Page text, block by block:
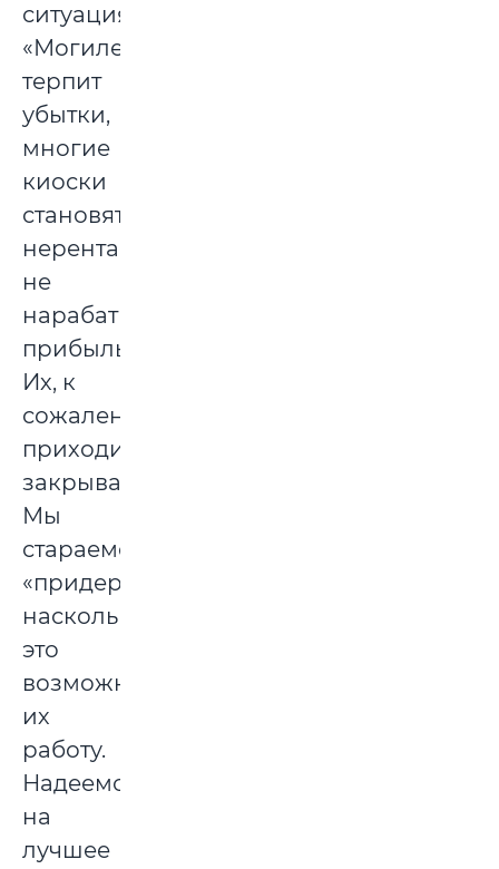
ситуация,
«Могилевсоюзпечать»
терпит
убытки,
многие
киоски
становятся
нерентабельными,
не
нарабатывают
прибыль.
Их, к
сожалению,
приходится
закрывать.
Мы
стараемся
«придерживать»,
насколько
это
возможно,
их
работу.
Надеемся
на
лучшее